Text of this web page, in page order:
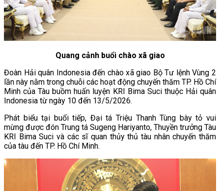
Quang cảnh buổi chào xã giao
Đoàn Hải quân Indonesia đến chào xã giao Bộ Tư lệnh Vùng 2
lần này nằm trong chuỗi các hoạt động chuyến thăm TP. Hồ Chí
Minh của Tàu buồm huấn luyện KRI Bima Suci thuộc Hải quân
Indonesia từ ngày 10 đến 13/5/2026.
Phát biểu tại buổi tiếp, Đại tá Triệu Thanh Tùng bày tỏ vui
mừng được đón Trung tá Sugeng Hariyanto, Thuyền trưởng Tàu
KRI Bima Suci và các sĩ quan thủy thủ tàu nhân chuyến thăm
của tàu đến TP. Hồ Chí Minh.